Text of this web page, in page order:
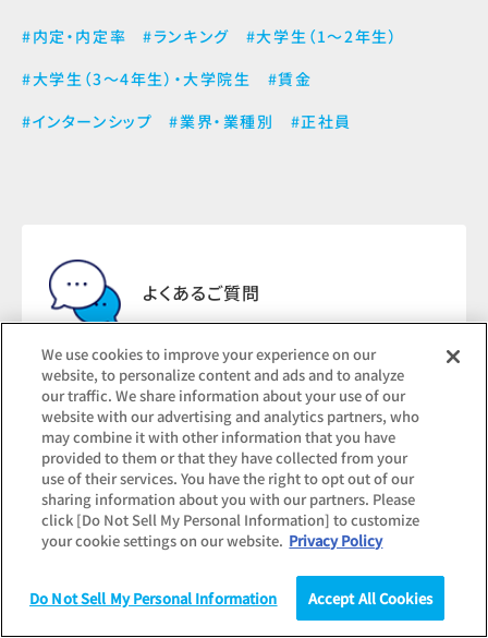
統計（データ） コラム
#内定・内定率 #ランキング
#大学生（1～2年生）
#大学生（3～4年生）・大学院生
#賃金
#インターンシップ
#業界・業種別 #正社員
よくあるご質問
調査結果のお問い合わせ
記事転載・報道関連の
We use cookies to improve your experience on our
website, to personalize content and ads and to analyze
our traffic. We share information about your use of our
website with our advertising and analytics partners, who
may combine it with other information that you have
provided to them or that they have collected from your
use of their services. You have the right to opt out of our
sharing information about you with our partners. Please
click [Do Not Sell My Personal Information] to customize
your cookie settings on our website. Privacy Policy
Do Not Sell My Personal Information Accept All Cookies